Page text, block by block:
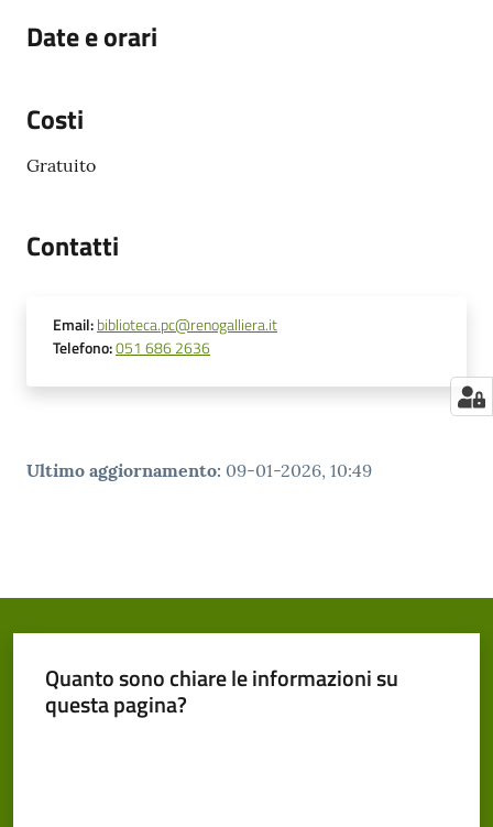
Date e orari
Costi
Gratuito
Contatti
Email:biblioteca.pc@renogalliera.it
Telefono:051 686 2636
Ultimo aggiornamento: 09-01-2026, 10:49
Quanto sono chiare le informazioni su
questa pagina?